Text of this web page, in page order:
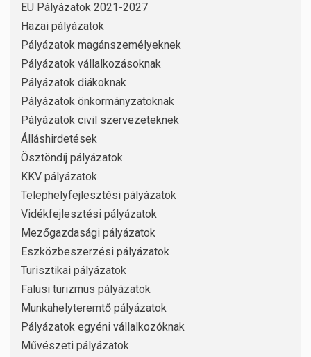
EU Pályázatok 2021-2027
Hazai pályázatok
Pályázatok magánszemélyeknek
Pályázatok vállalkozásoknak
Pályázatok diákoknak
Pályázatok önkormányzatoknak
Pályázatok civil szervezeteknek
Álláshirdetések
Ösztöndíj pályázatok
KKV pályázatok
Telephelyfejlesztési pályázatok
Vidékfejlesztési pályázatok
Mezőgazdasági pályázatok
Eszközbeszerzési pályázatok
Turisztikai pályázatok
Falusi turizmus pályázatok
Munkahelyteremtő pályázatok
Pályázatok egyéni vállalkozóknak
Művészeti pályázatok